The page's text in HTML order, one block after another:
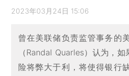
2023年03月24日 15:06
曾在美联储负责监管事务的
（Randal Quarles）认为，
险将弊大于利，将使得银行